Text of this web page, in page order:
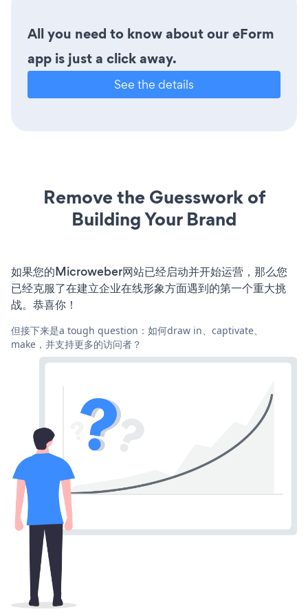
All you need to know about our eForm
app is just a click away.
See the details
Remove the Guesswork of
Building Your Brand
如果您的Microweber网站已经启动并开始运营，那么您
已经克服了在建立企业在线形象方面遇到的第一个重大挑
战。恭喜你！
但接下来是a tough question：如何draw in、captivate、
make，并支持更多的访问者？